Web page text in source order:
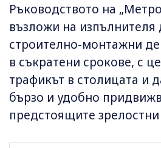
Ръководството на
възложи на
строително-монтажни
в съкратени срокове, с
трафикът в столицата и
бързо и удобно
предстоящите зрелостни